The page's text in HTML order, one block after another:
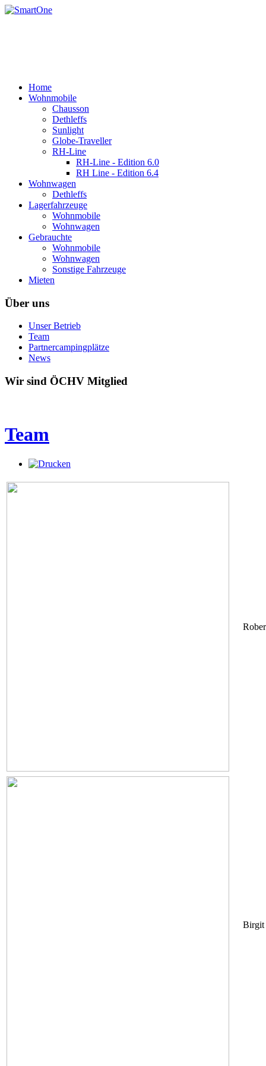
Home
Wohnmobile
Chausson
Dethleffs
Sunlight
Globe-Traveller
RH-Line
RH-Line - Edition 6.0
RH Line - Edition 6.4
Wohnwagen
Dethleffs
Lagerfahrzeuge
Wohnmobile
Wohnwagen
Gebrauchte
Wohnmobile
Wohnwagen
Sonstige Fahrzeuge
Mieten
Über uns
Unser Betrieb
Team
Partnercampingplätze
News
Wir sind ÖCHV Mitglied
Team
Birgit